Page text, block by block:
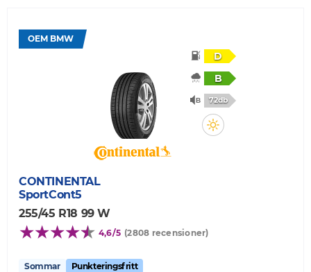
OEM BMW
D
B
72db
CONTINENTAL
SportCont5
255/45 R18 99 W
4,6/5 (2808 recensioner)
Sommar Punkteringsfritt